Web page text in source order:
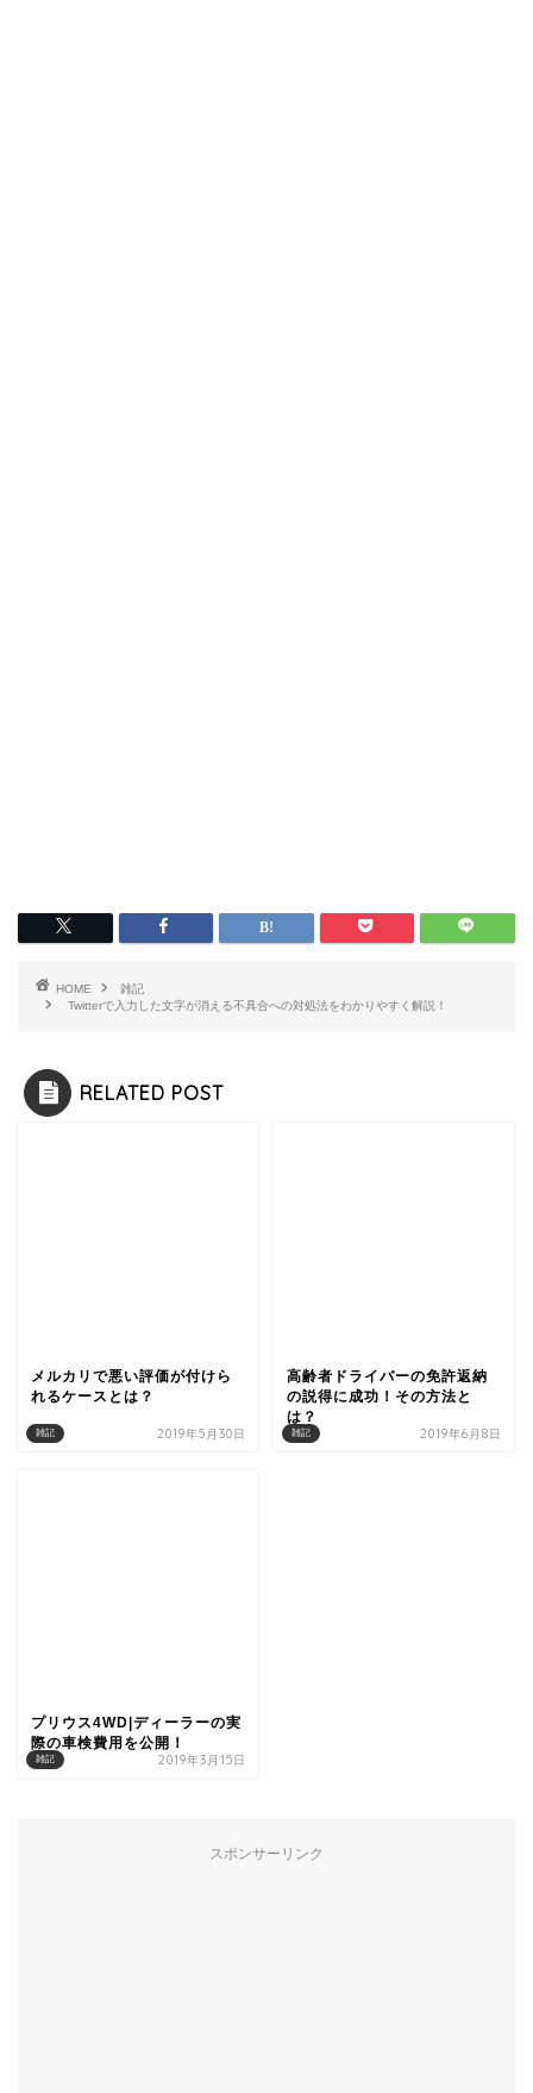
HOME
雑記
Twitterで入力した文字が消える不具合への対処法をわかりやすく解説！
RELATED POST
雑記
メルカリで悪い評価が付けら
れるケースとは？
2019年5月30日 雑記
高齢者ドライバーの免許返納
の説得に成功！その方法と
は？
2019年6月8日
雑記
プリウス4WD|ディーラーの実
際の車検費用を公開！
2019年3月15日
スポンサーリンク